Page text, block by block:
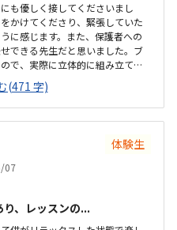
も優しく接してくださいまし
かけてくださり、緊張していた
に感じます。また、保護者への
できる先生だと思いました。ブ
で、実際に立体的に組み立てて
につくなと感じました。駐車場
自宅なので問題ありませんでし
送迎する流れのようです。落ち
べる環境だと感じました。教室
たが、子どももリラックスして
レッスンなので1回あたりは高く
簡単に学べるもの...
(471 字)
体験生
07
、レッスンの...